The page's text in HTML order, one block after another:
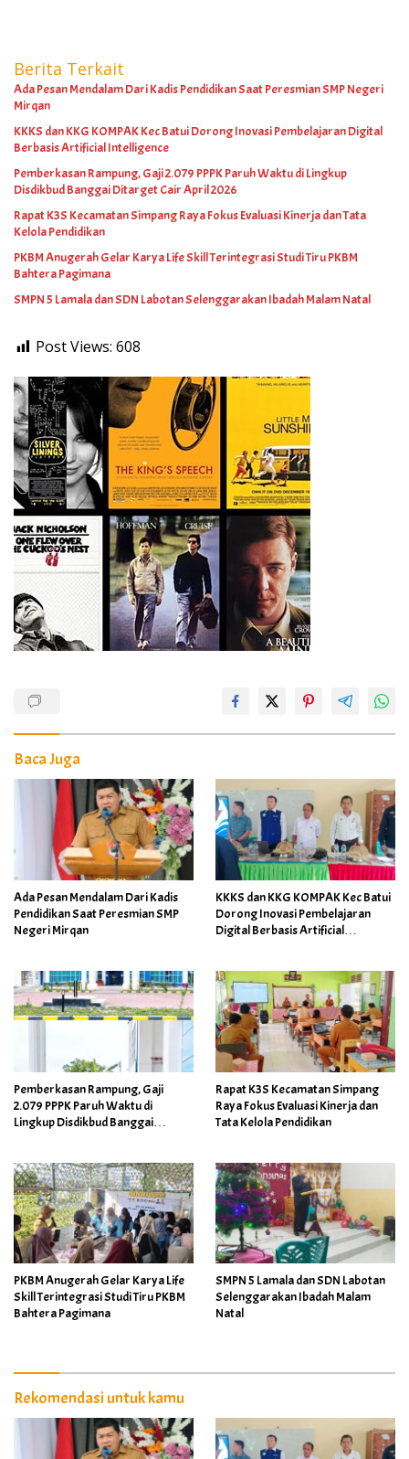
Berita Terkait
Ada Pesan Mendalam Dari Kadis Pendidikan Saat Peresmian SMP Negeri
Mirqan
KKKS dan KKG KOMPAK Kec Batui Dorong Inovasi Pembelajaran Digital
Berbasis Artificial Intelligence
Pemberkasan Rampung, Gaji 2.079 PPPK Paruh Waktu di Lingkup
Disdikbud Banggai Ditarget Cair April 2026
Rapat K3S Kecamatan Simpang Raya Fokus Evaluasi Kinerja dan Tata
Kelola Pendidikan
PKBM Anugerah Gelar Karya Life Skill Terintegrasi Studi Tiru PKBM
Bahtera Pagimana
SMPN 5 Lamala dan SDN Labotan Selenggarakan Ibadah Malam Natal
Post Views: 608
Baca Juga
Ada Pesan Mendalam Dari Kadis
Pendidikan Saat Peresmian SMP
Negeri Mirqan
KKKS dan KKG KOMPAK Kec Batui
Dorong Inovasi Pembelajaran
Digital Berbasis Artificial
Pemberkasan Rampung, Gaji
2.079 PPPK Paruh Waktu di
Lingkup Disdikbud Banggai
Rapat K3S Kecamatan Simpang
Raya Fokus Evaluasi Kinerja dan
Tata Kelola Pendidikan
PKBM Anugerah Gelar Karya Life
Skill Terintegrasi Studi Tiru PKBM
Bahtera Pagimana
SMPN 5 Lamala dan SDN Labotan
Selenggarakan Ibadah Malam
Natal
Rekomendasi untuk kamu